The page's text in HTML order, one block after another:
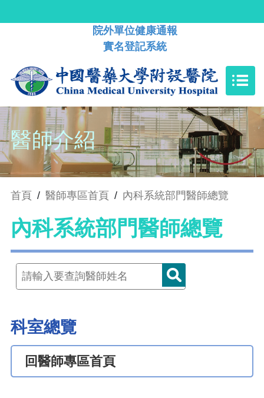
院外單位健康通報
實名登記系統
醫師介紹
首頁 / 醫師專區首頁 / 內科系統部門醫師總覽
內科系統部門醫師總覽
科室總覽
回醫師專區首頁